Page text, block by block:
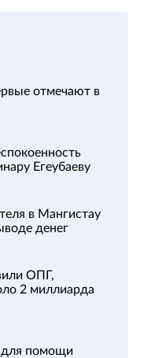
отмечают в
Егеубаеву
в Мангистау
денег
ОПГ,
2 миллиарда
для помощи